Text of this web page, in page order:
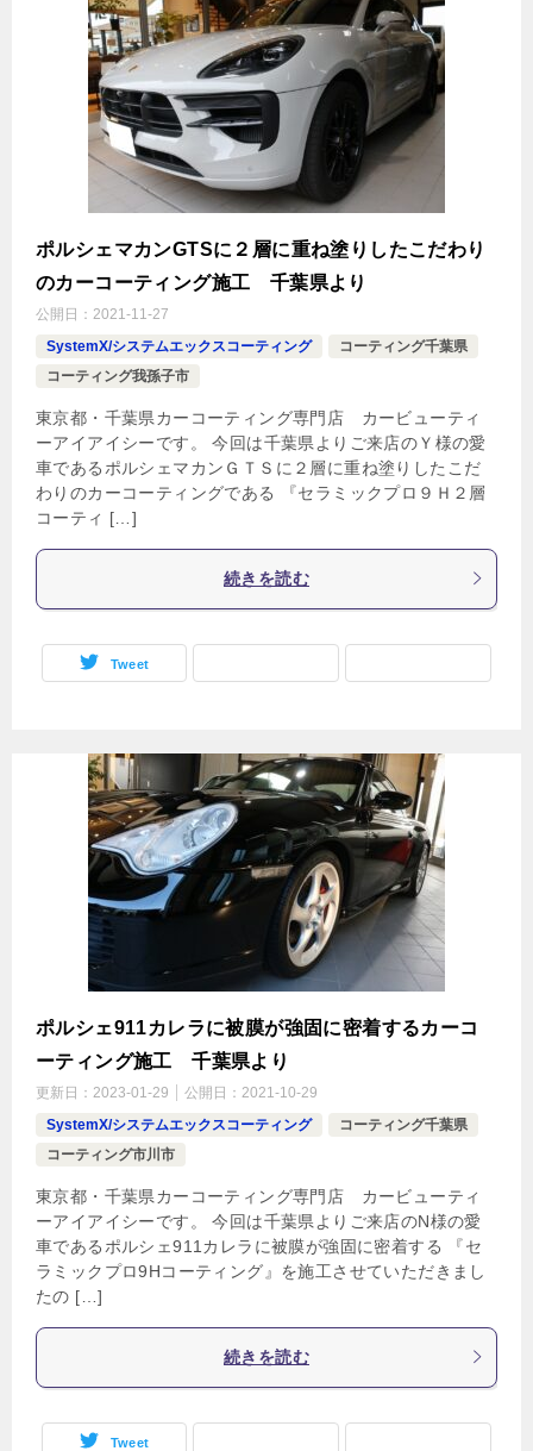
ポルシェマカンGTSに２層に重ね塗りしたこだわり
のカーコーティング施工 千葉県より
公開日： 2021-11-27
SystemX/システムエックスコーティング
コーティング千葉県
コーティング我孫子市
東京都・千葉県カーコーティング専門店 カービューティ
ーアイアイシーです。 今回は千葉県よりご来店のＹ様の愛
車であるポルシェマカンＧＴＳに２層に重ね塗りしたこだ
わりのカーコーティングである 『セラミックプロ９Ｈ２層
コーティ […]
続きを読む
Tweet
ポルシェ911カレラに被膜が強固に密着するカーコ
ーティング施工 千葉県より
更新日： 2023-01-29 公開日： 2021-10-29
SystemX/システムエックスコーティング
コーティング千葉県
コーティング市川市
東京都・千葉県カーコーティング専門店 カービューティ
ーアイアイシーです。 今回は千葉県よりご来店のN様の愛
車であるポルシェ911カレラに被膜が強固に密着する 『セ
ラミックプロ9Hコーティング』を施工させていただきまし
たの […]
続きを読む
Tweet